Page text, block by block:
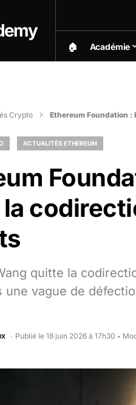
🏠︎ Académie
Crypto Ethereum Foundation :
ACTUALITÉS ETHEREUM
quitte la
une vague de
Publié le 18 juin 2026 à 17h30 •